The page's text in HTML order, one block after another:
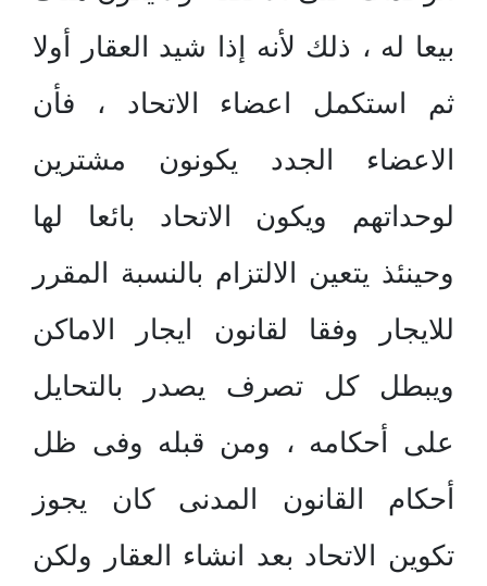
بيعا له ، ذلك لأنه إذا شيد العقار أولا
ثم استكمل اعضاء الاتحاد ، فأن
الاعضاء الجدد يكونون مشترين
لوحداتهم ويكون الاتحاد بائعا لها
وحينئذ يتعين الالتزام بالنسبة المقرر
للايجار وفقا لقانون ايجار الاماكن
ويبطل كل تصرف يصدر بالتحايل
على أحكامه ، ومن قبله وفى ظل
أحكام القانون المدنى كان يجوز
تكوين الاتحاد بعد انشاء العقار ولكن